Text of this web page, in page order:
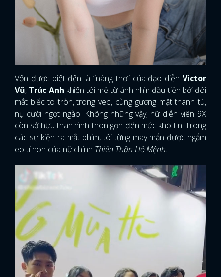
Vốn được biết đến là “nàng thơ” của đạo diễn Victor
Vũ, Trúc Anh khiến tôi mê từ ánh nhìn đầu tiên bởi đôi
mắt biếc to tròn, trong veo, cùng gương mặt thanh tú,
nụ cười ngọt ngào. Không những vậy, nữ diễn viên 9X
còn sở hữu thân hình thon gọn đến mức khó tin. Trong
các sự kiện ra mắt phim, tôi từng may mắn được ngắm
eo tí hon của nữ chính Thiên Thần Hộ Mệnh.